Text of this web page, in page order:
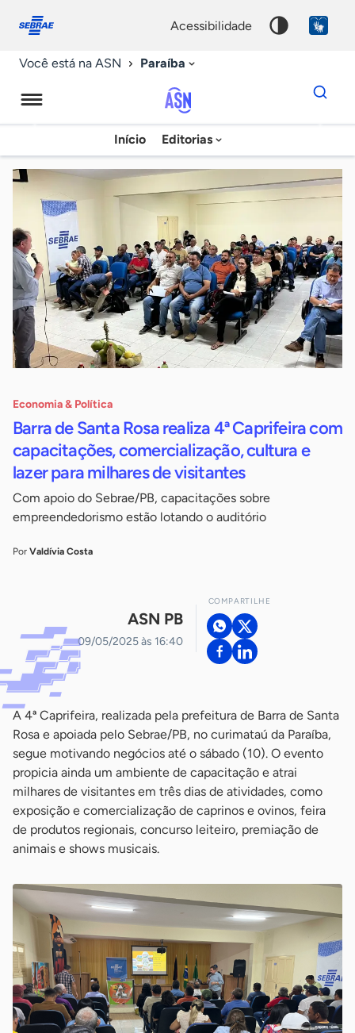
conosco
acessibilidade
Você está na ASN Paraíba
Agência
Sebrae
de
Notícias
Início Editorias
Dados
para
chave
Economia & Política
Barra de Santa Rosa realiza 4ª Caprifeira com
capacitações, comercialização, cultura e
lazer para milhares de visitantes
Com apoio do Sebrae/PB, capacitações sobre
empreendedorismo estão lotando o auditório
Por Valdívia Costa
ASN PB
09/05/2025 às 16:40
COMPARTILHE
A 4ª Caprifeira, realizada pela prefeitura de Barra de Santa
Rosa e apoiada pelo Sebrae/PB, no curimataú da Paraíba,
segue motivando negócios até o sábado (10). O evento
propicia ainda um ambiente de capacitação e atrai
milhares de visitantes em três dias de atividades, como
exposição e comercialização de caprinos e ovinos, feira
de produtos regionais, concurso leiteiro, premiação de
animais e shows musicais.